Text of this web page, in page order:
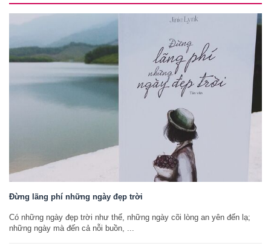
Đừng lãng phí những ngày đẹp trời
Có những ngày đẹp trời như thế, những ngày cõi lòng an yên đến lạ;
những ngày mà đến cả nỗi buồn, ...